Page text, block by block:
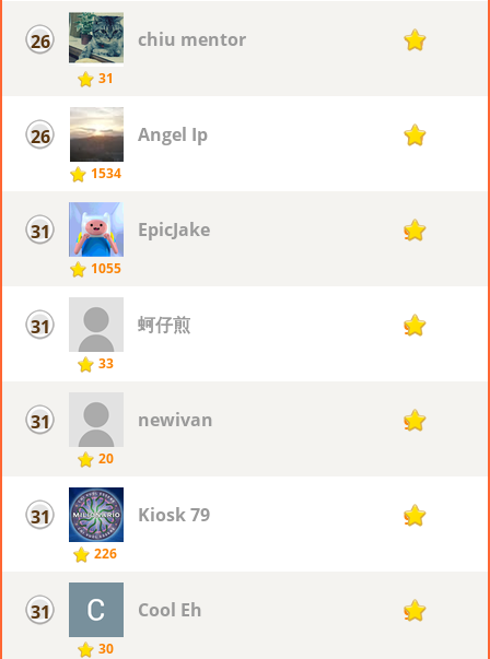
26
31
chiu mentor 10
26
1534
Angel Ip 10
31
1055
EpicJake 9
31
33
蚵仔煎 9
31
20
newivan 9
31
226
Kiosk 79 9
31
30
Cool Eh 9